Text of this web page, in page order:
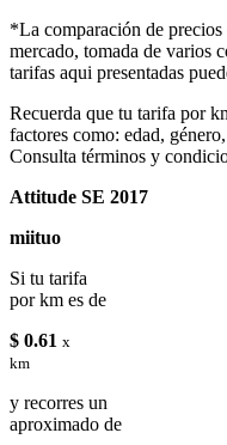
*La comparación de precios
mercado, tomada de varios
tarifas aqui presentadas
Recuerda que tu tarifa por
factores como: edad,
Consulta términos y
Attitude SE 2017
miituo
Si tu tarifa
por km es de
$ 0.61 x
km
y recorres un
aproximado de